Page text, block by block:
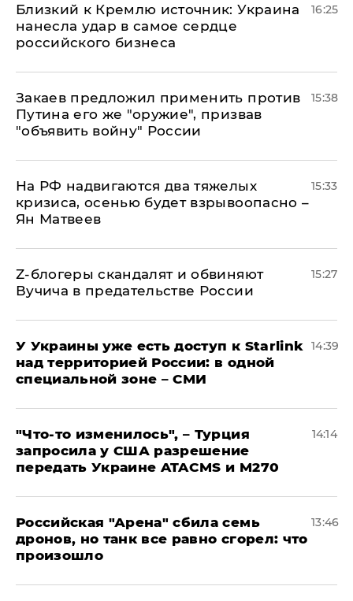
Близкий к Кремлю источник: Украина
нанесла удар в самое сердце
российского бизнеса
16:25
Закаев предложил применить против
Путина его же "оружие", призвав
"объявить войну" России
15:38
На РФ надвигаются два тяжелых
кризиса, осенью будет взрывоопасно –
Ян Матвеев
15:33
Z-блогеры скандалят и обвиняют
Вучича в предательстве России
15:27
У Украины уже есть доступ к Starlink
над территорией России: в одной
специальной зоне – СМИ
14:39
​"Что-то изменилось", – Турция
запросила у США разрешение
передать Украине ATACMS и M270
14:14
​Российская "Арена" сбила семь
дронов, но танк все равно сгорел: что
произошло
13:46